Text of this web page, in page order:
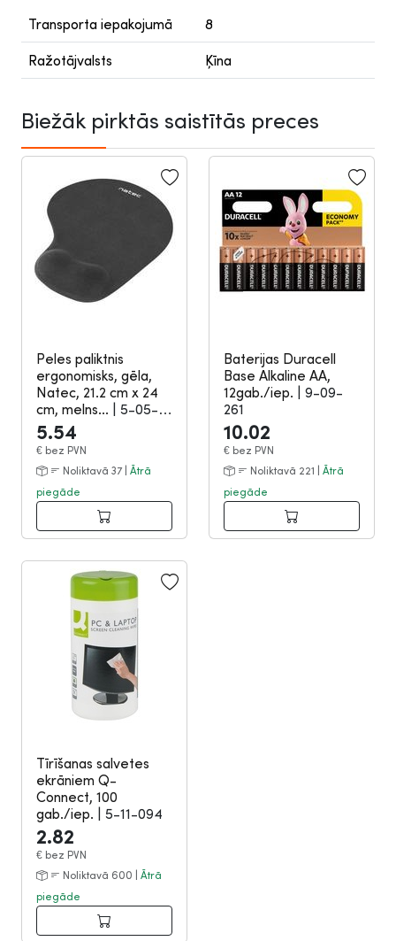
Transporta iepakojumā 8
Ražotājvalsts Ķīna
Biežāk pirktās saistītās preces
Peles paliktnis
ergonomisks, gēla,
Natec, 21.2 cm x 24
cm, melns...
5-05-
150
5.54
€ bez PVN
Noliktavā 37 | Ātrā
piegāde
Baterijas Duracell
Base Alkaline AA,
12gab./iep.
9-09-
261
10.02
€ bez PVN
Noliktavā 221 | Ātrā
piegāde
Tīrīšanas salvetes
ekrāniem Q-
Connect, 100
gab./iep.
5-11-094
2.82
€ bez PVN
Noliktavā 600 | Ātrā
piegāde